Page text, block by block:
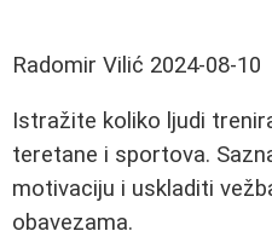
Radomir Vilić 2024-08-10
Istražite koliko ljudi
teretane i sportova.
motivaciju i uskladiti
obavezama.